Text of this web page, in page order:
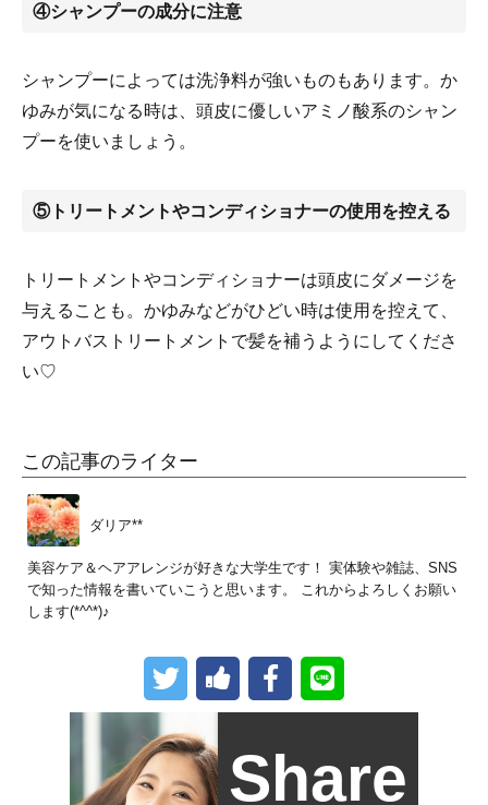
④シャンプーの成分に注意
シャンプーによっては洗浄料が強いものもあります。か
ゆみが気になる時は、頭皮に優しいアミノ酸系のシャン
プーを使いましょう。
⑤トリートメントやコンディショナーの使用を控える
トリートメントやコンディショナーは頭皮にダメージを
与えることも。かゆみなどがひどい時は使用を控えて、
アウトバストリートメントで髪を補うようにしてくださ
い♡
この記事のライター
ダリア**
美容ケア＆ヘアアレンジが好きな大学生です！ 実体験や雑誌、SNS
で知った情報を書いていこうと思います。 これからよろしくお願い
します(*^^*)♪
Share